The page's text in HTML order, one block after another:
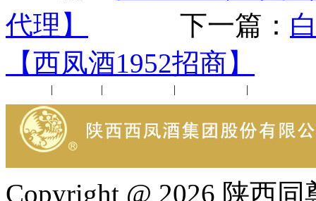
代理】
下一篇：
【西凤酒1952招商】
| | | |
Copyright @ 2026 陕西